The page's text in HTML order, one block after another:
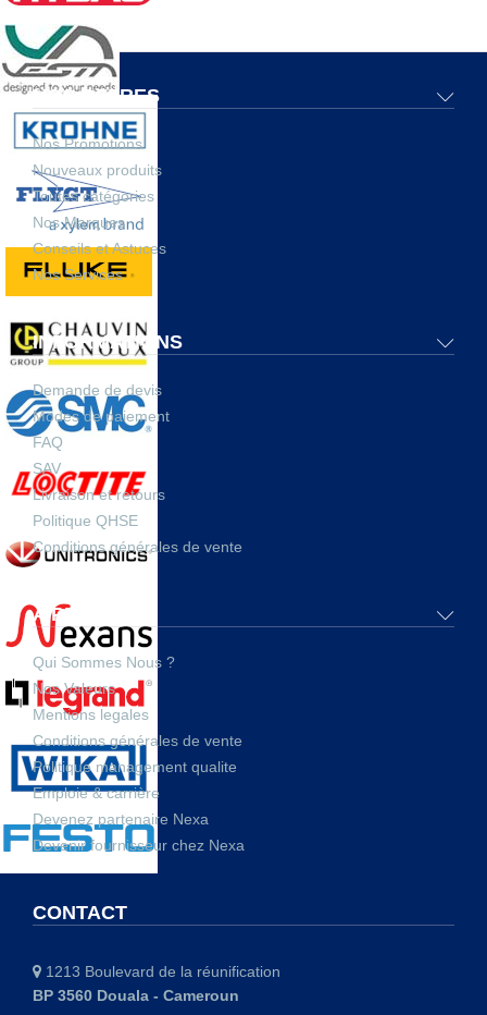
NOS OFFRES
Nos Promotions
Nouveaux produits
Toutes catégories
Nos Marques
Conseils et Astuces
Nos Services
INFORMATIONS
Demande de devis
Modes de paiement
FAQ
SAV
Livraison et retours
Politique QHSE
Conditions générales de vente
A PROPOS
Qui Sommes Nous ?
Nos Valeurs
Mentions legales
Conditions générales de vente
Politique management qualite
Emploie & carrière
Devenez partenaire Nexa
Devenir fournisseur chez Nexa
CONTACT
1213 Boulevard de la réunification
BP 3560 Douala - Cameroun